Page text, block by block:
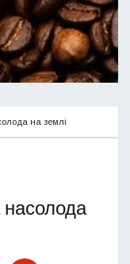
на землі